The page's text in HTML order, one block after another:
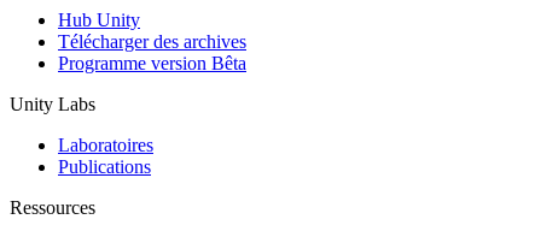
Hub Unity
Télécharger des archives
Programme version Bêta
Unity Labs
Laboratoires
Publications
Ressources